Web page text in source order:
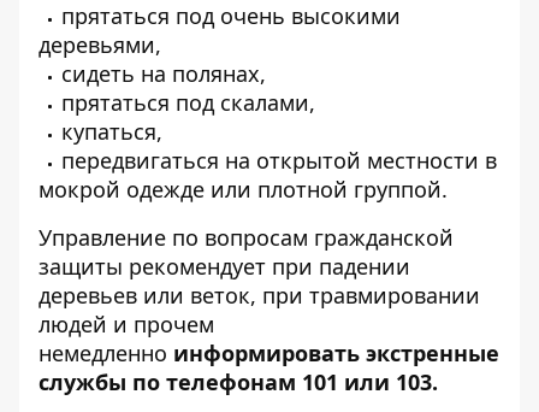
прятаться под очень высокими
деревьями,
сидеть на полянах,
прятаться под скалами,
купаться,
передвигаться на открытой местности в
мокрой одежде или плотной группой.
Управление по вопросам гражданской
защиты рекомендует при падении
деревьев или веток, при травмировании
людей и прочем
немедленно информировать экстренные
службы по телефонам 101 или 103.